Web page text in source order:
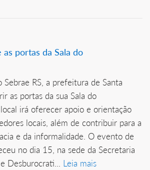
portas da Sala do
Sebrae RS, a prefeitura de Santa
as portas da sua Sala do
irá oferecer apoio e orientação
locais, além de contribuir para a
e da informalidade. O evento de
no dia 15, na sede da Secretaria
Desburocrati... Leia mais